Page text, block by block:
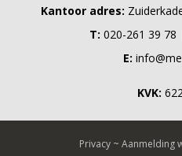
Kantoor adres:
T: 020-261 39 78
E:
KVK:
Privacy ~Aanmelding